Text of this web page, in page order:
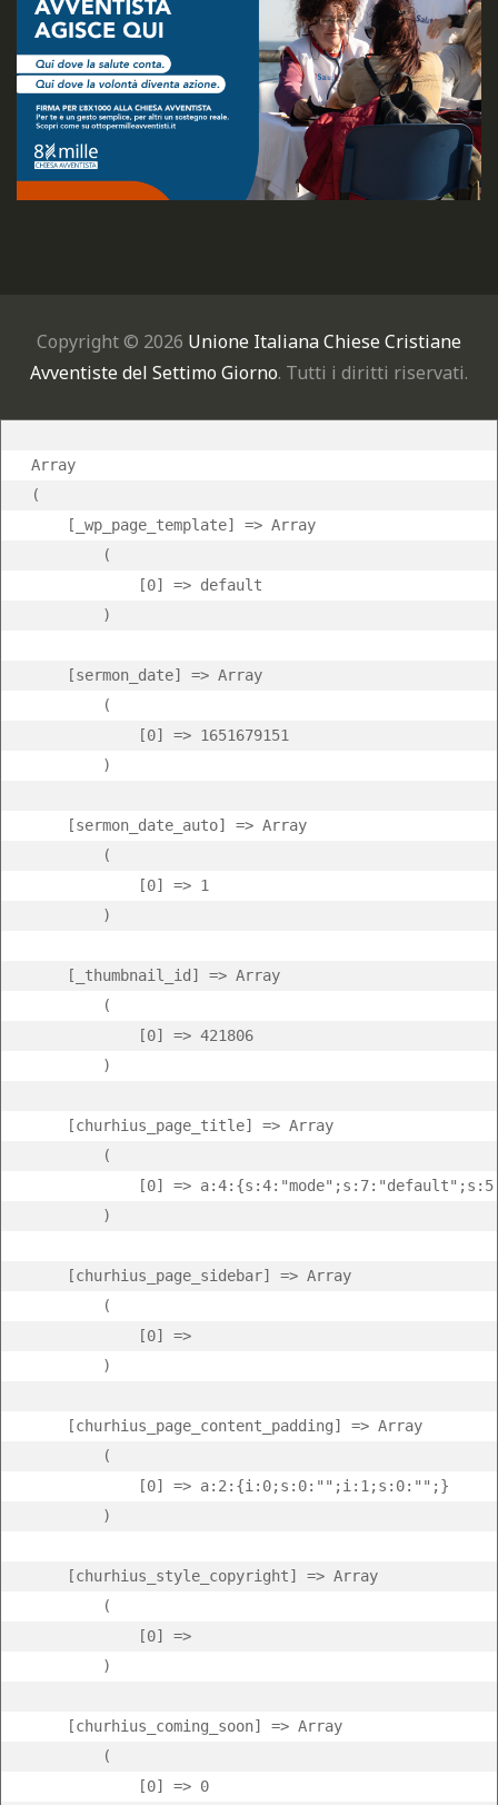
Copyright © 2026 Unione Italiana Chiese Cristiane
Avventiste del Settimo Giorno. Tutti i diritti riservati.
Array
(
    [_wp_page_template] => Array
        (
            [0] => default
        )
    [sermon_date] => Array
        (
            [0] => 1651679151
        )
    [sermon_date_auto] => Array
        (
            [0] => 1
        )
    [_thumbnail_id] => Array
        (
            [0] => 421806
        )
    [churhius_page_title] => Array
        (
[0] =>
        )
    [churhius_page_sidebar] => Array
        (
            [0] =>
        )
    [churhius_page_content_padding] => Array
        (
            [0] => a:2:{i:0;s:0:"";i:1;s:0:"";}
        )
    [churhius_style_copyright] => Array
        (
            [0] =>
        )
    [churhius_coming_soon] => Array
        (
            [0] => 0